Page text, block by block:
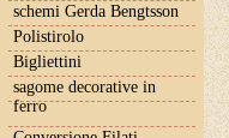
schemi Gerda Bengtsson
Polistirolo
Bigliettini
sagome decorative in
ferro